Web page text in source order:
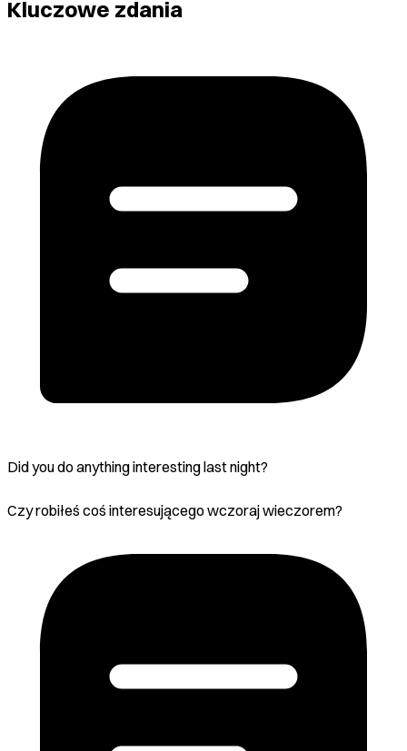
Kluczowe zdania
Did you do anything interesting last night?
Czy robiłeś coś interesującego wczoraj wieczorem?